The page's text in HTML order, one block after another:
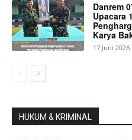
Danrem
Upacara
Karya
17 Juni 2026
HUKUM & KRIMINAL